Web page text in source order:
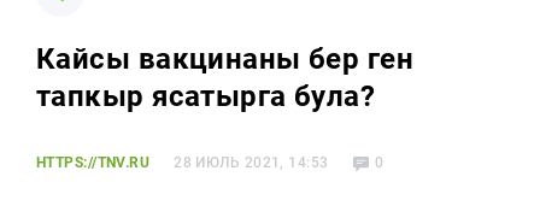
Хәбәрләр
Телепроектлар
Кайсы вакцинаны бер генә
тапкыр ясатырга була?
HTTPS://TNV.RU 28 ИЮЛЬ 2021, 14:53 0